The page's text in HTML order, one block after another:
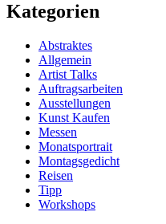
Kategorien
Abstraktes
Allgemein
Artist Talks
Auftragsarbeiten
Ausstellungen
Kunst Kaufen
Messen
Monatsportrait
Montagsgedicht
Reisen
Tipp
Workshops